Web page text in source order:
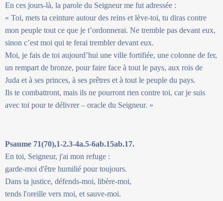
En ces jours-là, la parole du Seigneur me fut adressée :
« Toi, mets ta ceinture autour des reins et lève-toi, tu diras contre
mon peuple tout ce que je t’ordonnerai. Ne tremble pas devant eux,
sinon c’est moi qui te ferai trembler devant eux.
Moi, je fais de toi aujourd’hui une ville fortifiée, une colonne de fer,
un rempart de bronze, pour faire face à tout le pays, aux rois de
Juda et à ses princes, à ses prêtres et à tout le peuple du pays.
Ils te combattront, mais ils ne pourront rien contre toi, car je suis
avec toi pour te délivrer – oracle du Seigneur. »
Psaume 71(70),1-2.3-4a.5-6ab.15ab.17.
En toi, Seigneur, j'ai mon refuge :
garde-moi d'être humilié pour toujours.
Dans ta justice, défends-moi, libère-moi,
tends l'oreille vers moi, et sauve-moi.